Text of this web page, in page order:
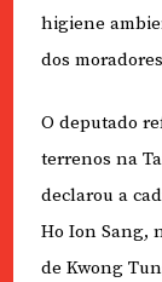
higiene
dos
O deputado
terrenos na
declarou a
Ho Ion Sang,
de Kwong